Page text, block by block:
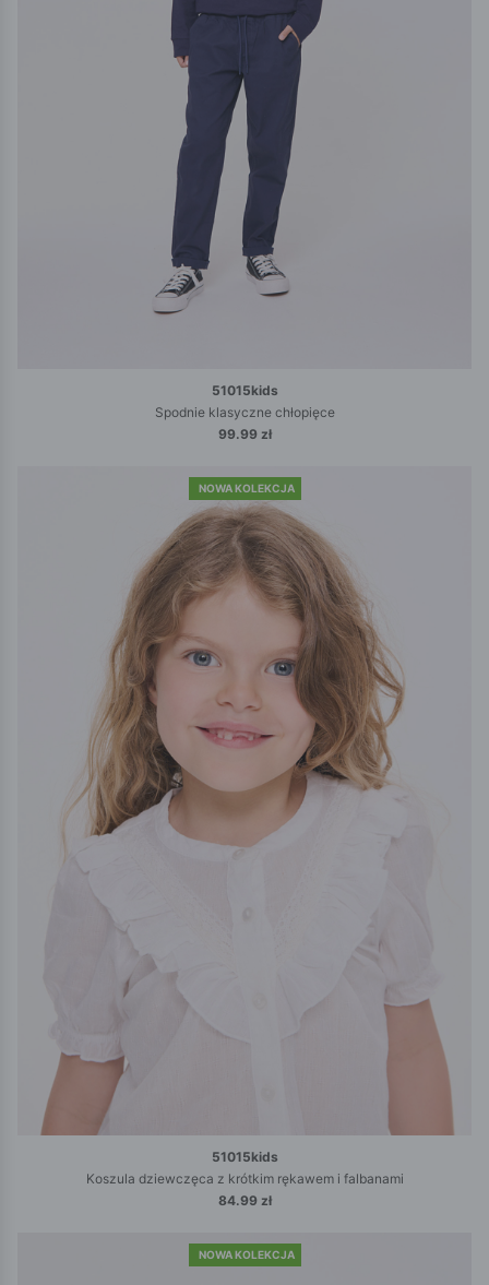
51015kids
Spodnie klasyczne chłopięce
99.99 zł
NOWA KOLEKCJA
51015kids
Koszula dziewczęca z krótkim rękawem i falbanami
84.99 zł
NOWA KOLEKCJA